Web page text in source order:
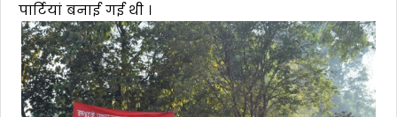
पार्टियां बनाई गई थी ।